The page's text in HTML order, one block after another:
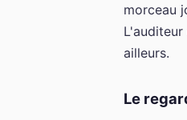
morceau
ailleurs.
Le